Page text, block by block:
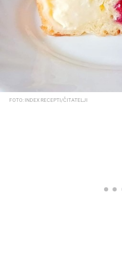
FOTO: INDEX RECEPTI/ČITATELJI